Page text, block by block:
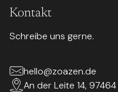
Kontakt
Schreibe uns gerne.
hello@zoazen.de
An der Leite 14,